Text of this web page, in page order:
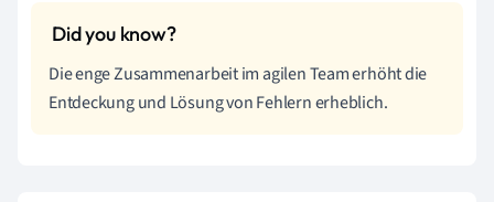
Die enge Zusammenarbeit im agilen Team erhöht die
Entdeckung und Lösung von Fehlern erheblich.